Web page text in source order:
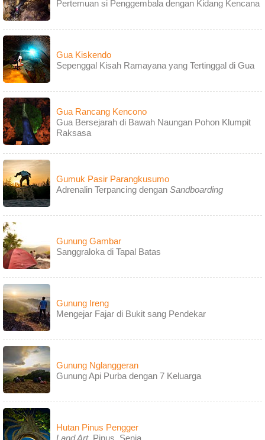
Pertemuan si Penggembala dengan Kidang Kencana
Gua Kiskendo
Sepenggal Kisah Ramayana yang Tertinggal di Gua
Gua Rancang Kencono
Gua Bersejarah di Bawah Naungan Pohon Klumpit
Raksasa
Gumuk Pasir Parangkusumo
Adrenalin Terpancing dengan Sandboarding
Gunung Gambar
Sanggraloka di Tapal Batas
Gunung Ireng
Mengejar Fajar di Bukit sang Pendekar
Gunung Nglanggeran
Gunung Api Purba dengan 7 Keluarga
Hutan Pinus Pengger